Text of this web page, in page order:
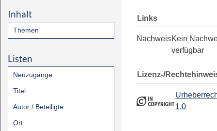
Inhalt
Themen
Listen
Neuzugänge
Titel
Autor / Beteiligte
Ort
Links
NachweisKein
verfügbar
Lizenz-/
1.0